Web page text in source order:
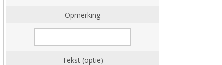
Opmerking
Tekst (optie)